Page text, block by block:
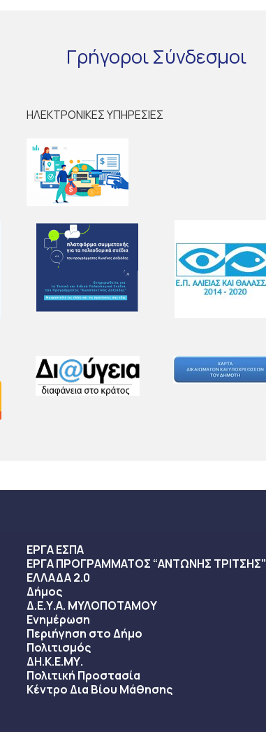
ΓρήγοροιΣύνδεσμοι
ΗΛΕΚΤΡΟΝΙΚΕΣ ΥΠΗΡΕΣΙΕΣ
ΕΡΓΑ ΕΣΠΑ
ΕΡΓΑ ΠΡΟΓΡΑΜΜΑΤΟΣ “ΑΝΤΩΝΗΣ ΤΡΙΤΣΗΣ”
ΕΛΛΑΔΑ 2.0
Δήμος
Δ.Ε.Υ.Α. ΜΥΛΟΠΟΤΑΜΟΥ
Ενημέρωση
Περιήγηση στο Δήμο
Πολιτισμός
ΔΗ.Κ.Ε.ΜΥ.
Πολιτική Προστασία
Κέντρο Δια Βίου Μάθησης